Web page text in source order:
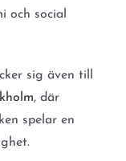
och social
sig även till
, där
spelar en